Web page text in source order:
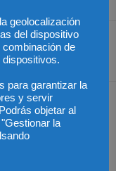
Artículo siguiente
– Presidente Piñera
designó tres nuevos
geolocalización
del dispositivo
de
dispositivos.
para garantizar la
y servir
objetar al
la